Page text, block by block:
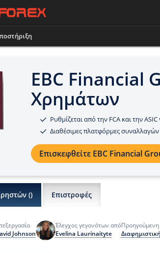
EBC Financial
Χρημάτων
Ρυθμίζεται από την FCA και την
Διαθέσιμες πλατφόρμες
Επισκεφθείτε EBC Financial
() Επιστροφές
Johnson
Έλεγχος γεγονότων από
Evelina Laurinaityte